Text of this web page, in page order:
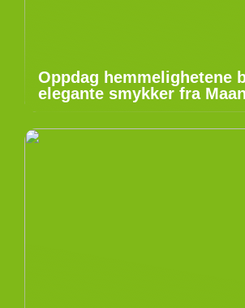
Oppdag hemmelighetene
elegante smykker fra